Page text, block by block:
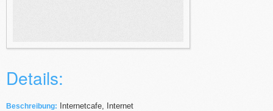
Details:
Beschreibung: Internetcafe, Internet